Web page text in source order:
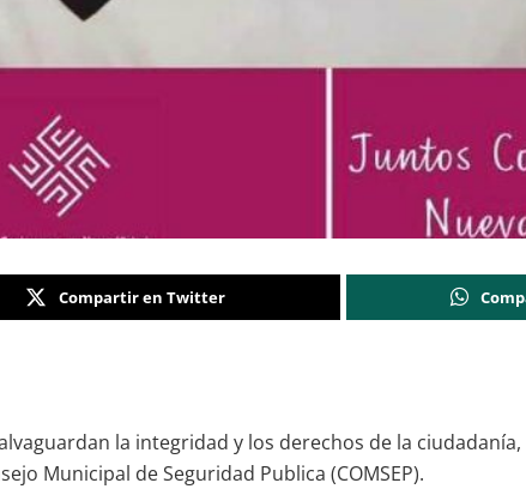
Compartir en Twitter
la integridad y los derechos de la
Municipal de Seguridad Publica (COMSEP).